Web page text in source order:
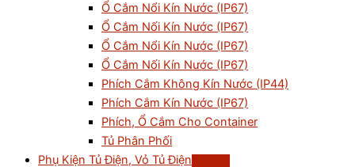
Ổ Cắm Nổi Kín Nước (IP67)
Ổ Cắm Nối Kín Nước (IP67)
Ổ Cắm Nổi Kín Nước (IP67)
Ổ Cắm Nối Kín Nước (IP67)
Phích Cắm Không Kín Nước (IP44)
Phích Cắm Kín Nước (IP67)
Phích, Ổ Cắm Cho Container
Tủ Phân Phối
Phụ Kiện Tủ Điện, Vỏ Tủ Điện